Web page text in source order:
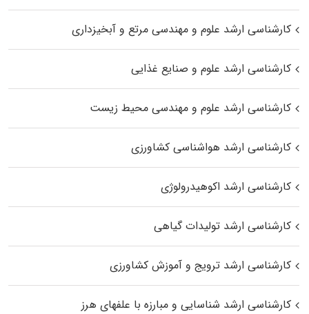
کارشناسی ارشد علوم و مهندسی مرتع و آبخیزداری
کارشناسی ارشد علوم و صنایع غذایی
کارشناسی ارشد علوم و مهندسی محیط زیست
کارشناسی ارشد هواشناسی کشاورزی
کارشناسی ارشد اکوهیدرولوژی
کارشناسی ارشد تولیدات گیاهی
کارشناسی ارشد ترویج و آموزش کشاورزی
کارشناسی ارشد شناسایی و مبارزه با علفهای هرز